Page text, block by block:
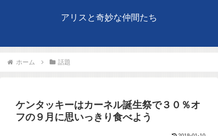
アリスと奇妙な仲間たち
ホーム 話題
ケンタッキーはカーネル誕生祭で３０％オ
フの９月に思いっきり食べよう